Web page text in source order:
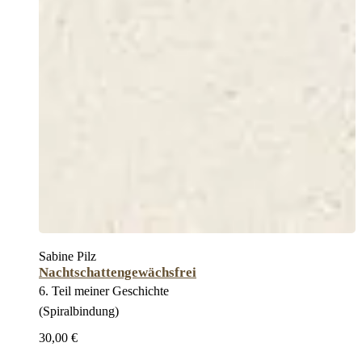
Sabine Pilz
Nachtschattengewächsfrei
6. Teil meiner Geschichte
(Spiralbindung)
30,00 €